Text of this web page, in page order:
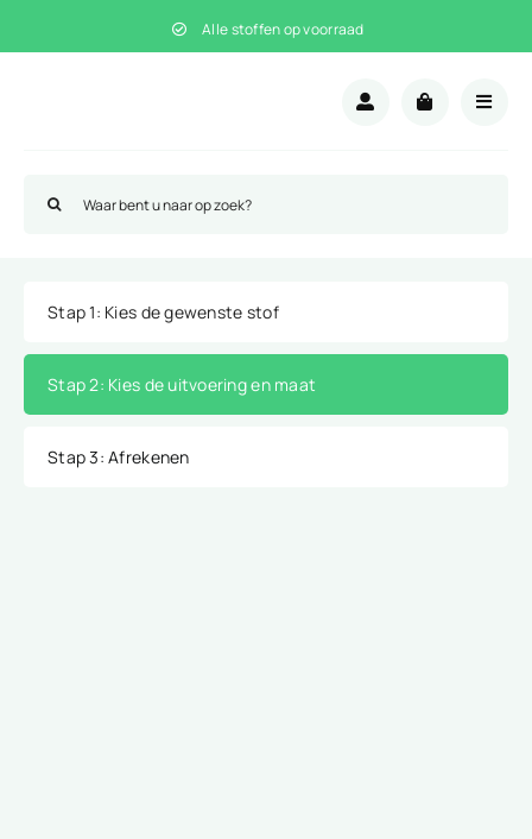
naar
Alle stoffen op voorraad
naar:
Stap 1: Kies de gewenste stof
Stap 2: Kies de uitvoering en maat
Stap 3: Afrekenen